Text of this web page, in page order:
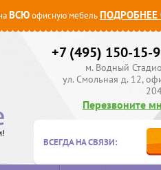
ВСЮофисную мебельПОДРОБНЕЕ
+7 (495) 150-15-
м. Водный
ул. Смольная д. 12,
Перезвоните
ВСЕГДА НА СВЯЗИ: